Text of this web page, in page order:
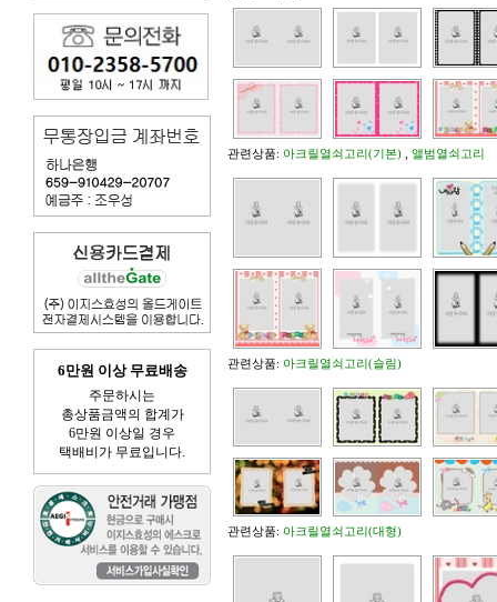
6만원 이상 무료배송
주문하시는
총상품금액의 합계가
6만원 이상일 경우
택배비가 무료입니다.
관련상품: 아크릴열쇠고리(기본) 앨범열쇠고리
관련상품: 아크릴열쇠고리(슬림)
관련상품: 아크릴열쇠고리(대형)